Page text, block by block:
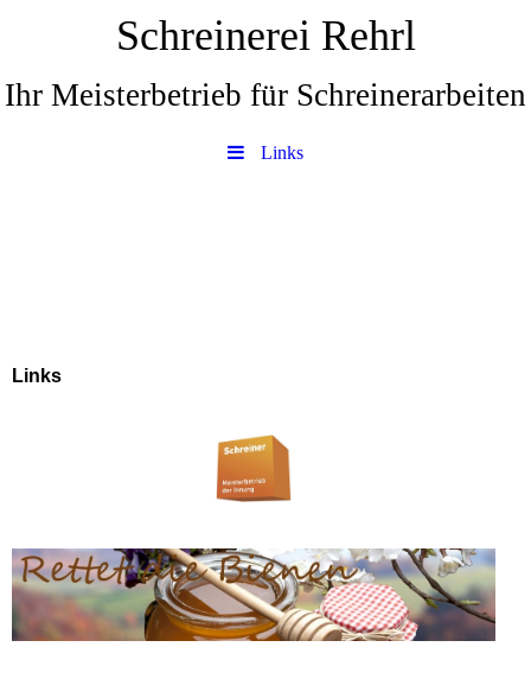
Schreinerei Rehrl
Ihr Meisterbetrieb für Schreinerarbeiten
Links
Links